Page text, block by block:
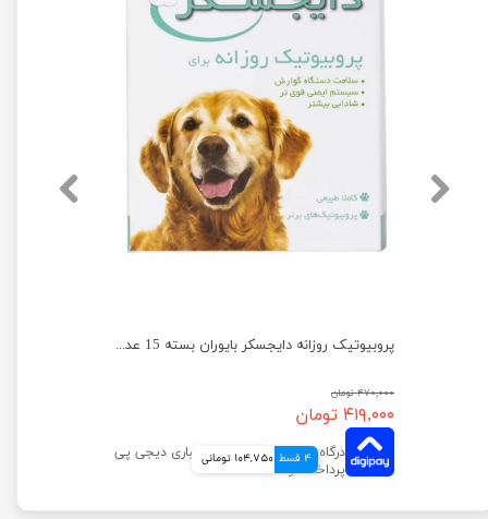
پروبیوتیک روزانه دایجسکر بایوران بسته 15 عددی
۴۷۰,۰۰۰ تومان
۴۱۹,۰۰۰ تومان
4 قسط 104,750 تومانی